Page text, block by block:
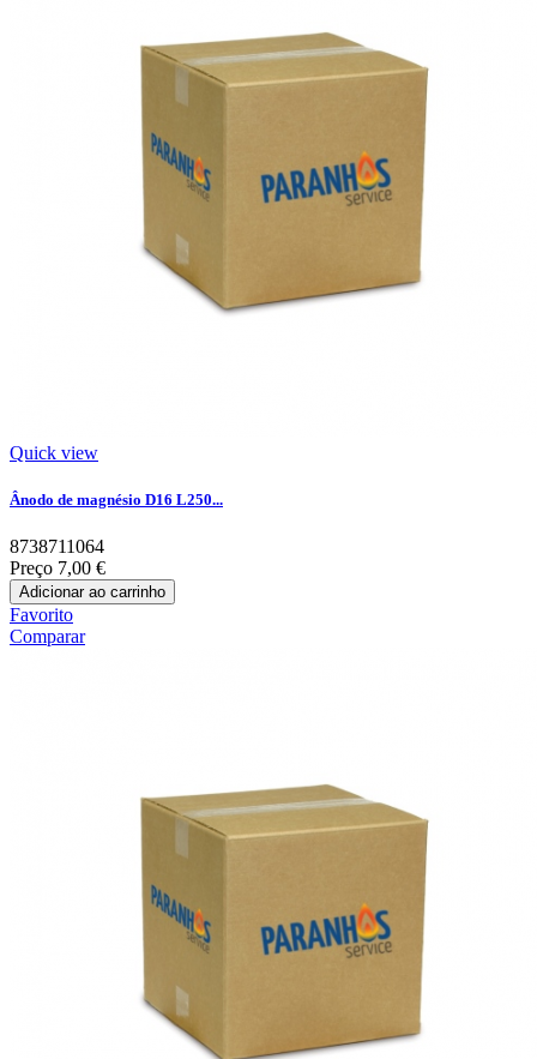
Quick view
Ânodo de magnésio D16 L250...
8738711064
Preço 7,00 €
Adicionar ao carrinho
Favorito
Comparar